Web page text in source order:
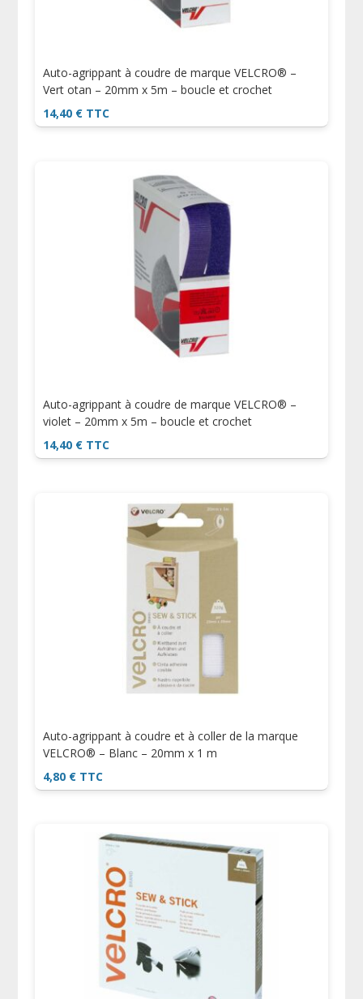
Auto-agrippant à coudre de marque VELCRO® –
Vert otan – 20mm x 5m – boucle et crochet
14,40 € TTC
Auto-agrippant à coudre de marque VELCRO® –
violet – 20mm x 5m – boucle et crochet
14,40 € TTC
Auto-agrippant à coudre et à coller de la marque
VELCRO® – Blanc – 20mm x 1 m
4,80 € TTC